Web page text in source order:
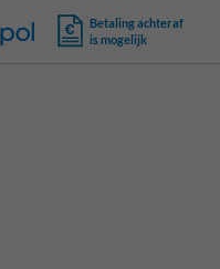
Betaling achteraf
is mogelijk